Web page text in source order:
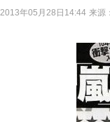
2013年05月28日14:44 来源：